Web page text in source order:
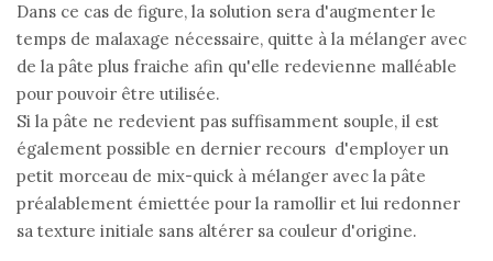
Dans ce cas de figure, la solution sera d'augmenter le
temps de malaxage nécessaire, quitte à la mélanger avec
de la pâte plus fraiche afin qu'elle redevienne malléable
pour pouvoir être utilisée.
Si la pâte ne redevient pas suffisamment souple, il est
également possible en dernier recours d'employer un
petit morceau de mix-quick à mélanger avec la pâte
préalablement émiettée pour la ramollir et lui redonner
sa texture initiale sans altérer sa couleur d'origine.